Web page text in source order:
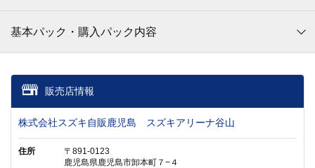
基本パック・購入パック内容
販売店情報
株式会社スズキ自販鹿児島 スズキアリーナ谷山
住所
〒891-0123
鹿児島県鹿児島市卸本町７−４